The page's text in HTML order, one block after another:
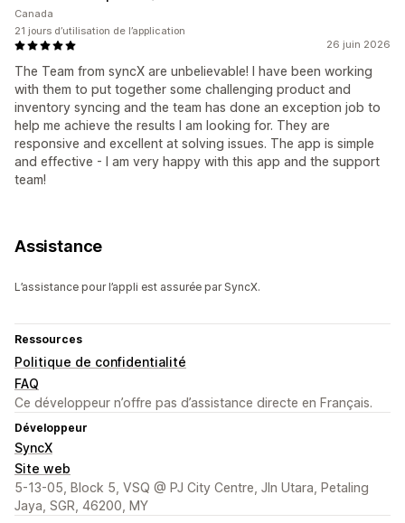
26 juin 2026
The Team from syncX are unbelievable! I have been working
with them to put together some challenging product and
inventory syncing and the team has done an exception job to
help me achieve the results I am looking for. They are
responsive and excellent at solving issues. The app is simple
and effective - I am very happy with this app and the support
team!
Canada
21 jours d’utilisation de l’application
Assistance
L’assistance pour l’appli est assurée par SyncX.
Ressources
Politique de confidentialité
FAQ
Ce développeur n’offre pas d’assistance directe en Français.
Développeur
SyncX
Site web
5-13-05, Block 5, VSQ @ PJ City Centre, Jln Utara, Petaling
Jaya, SGR, 46200, MY